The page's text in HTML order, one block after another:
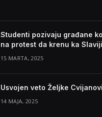
Studenti pozivaju građane
na protest da krenu ka Slaviji
15 MARTA, 2025
Usvojen veto Željke
14 MAJA, 2025